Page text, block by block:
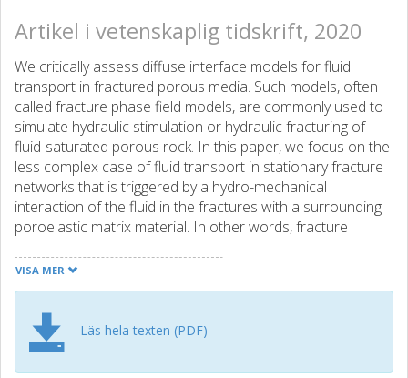
Artikel i vetenskaplig tidskrift, 2020
We critically assess diffuse interface models for fluid
transport in fractured porous media. Such models, often
called fracture phase field models, are commonly used to
simulate hydraulic stimulation or hydraulic fracturing of
fluid-saturated porous rock. In this paper, we focus on the
less complex case of fluid transport in stationary fracture
networks that is triggered by a hydro-mechanical
interaction of the fluid in the fractures with a surrounding
poroelastic matrix material. In other words, fracture
validate the diffuse interface model quantitatively and to
benchmark it against solutions obtained from sharp
introduce the relevant equations for the sharp and diffuse,
i.e. fracture phase field, interface formulations. Moreover,
we derive the scale-transition rules for upscaling the fluid-
VISA MER
Läs hela texten (PDF)